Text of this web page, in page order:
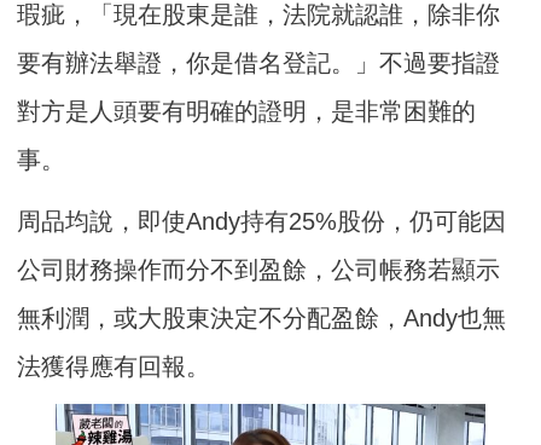
瑕疵，「現在股東是誰，法院就認誰，除非你
要有辦法舉證，你是借名登記。」不過要指證
對方是人頭要有明確的證明，是非常困難的
事。
周品均說，即使Andy持有25%股份，仍可能因
公司財務操作而分不到盈餘，公司帳務若顯示
無利潤，或大股東決定不分配盈餘，Andy也無
法獲得應有回報。